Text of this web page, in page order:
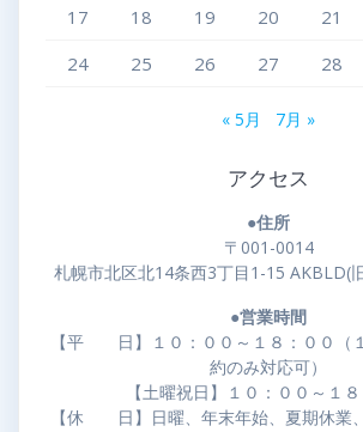
17
18 19 20 21
24
25 26 27 28
« 5月 7月 »
アクセス
●住所
〒001-0014
札幌市北区北14条西3丁目1-15 AKBLD(
●営業時間
【平 日】１０：００～１８：００（
約のみ対応可）
【土曜祝日】１０：００～１
【休 日】日曜、年末年始、夏期休業